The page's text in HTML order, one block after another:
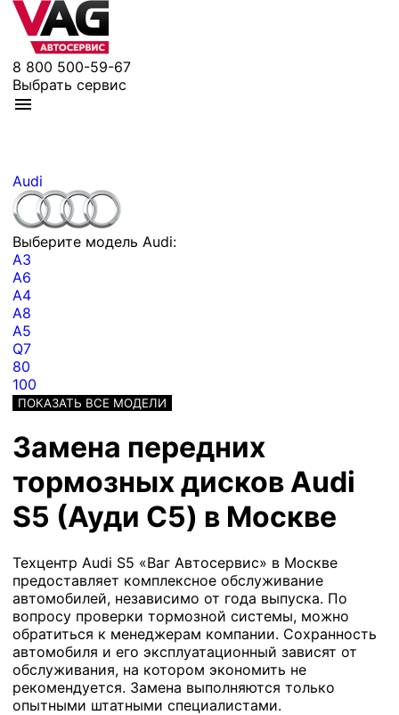
8 800 500-59-67
Выбрать сервис
Audi
Выберите модель Audi:
A3
A6
A4
A8
A5
Q7
80
100
ПОКАЗАТЬ ВСЕ МОДЕЛИ
Замена передних
тормозных дисков Audi
S5 (Ауди С5) в Москве
Техцентр Audi S5 «Ваг Автосервис» в Москве
предоставляет комплексное обслуживание
автомобилей, независимо от года выпуска. По
вопросу проверки тормозной системы, можно
обратиться к менеджерам компании. Сохранность
автомобиля и его эксплуатационный зависят от
обслуживания, на котором экономить не
рекомендуется. Замена выполняются только
опытными штатными специалистами.